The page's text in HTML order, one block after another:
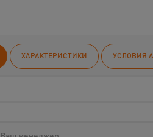
ХАРАКТЕРИСТИКИ УСЛОВИЯ